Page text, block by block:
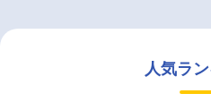
人気ラ